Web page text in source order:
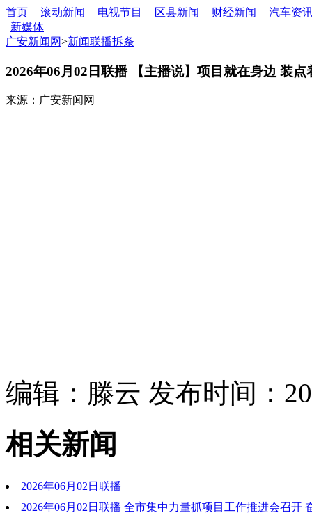
首页 滚动新闻 电视节目 区县新闻 财经新闻
汽车资
新媒体
广安新闻网>新闻联播拆条
2026年06月02日联播 【主播说】项目就在身边 装点
来源：广安新闻网
编辑：滕云 发布时间：
相关新闻
2026年06月02日联播
2026年06月02日联播 全市集中力量抓项目工作推进会召开